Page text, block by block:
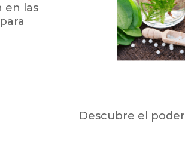
en las
Descubre el